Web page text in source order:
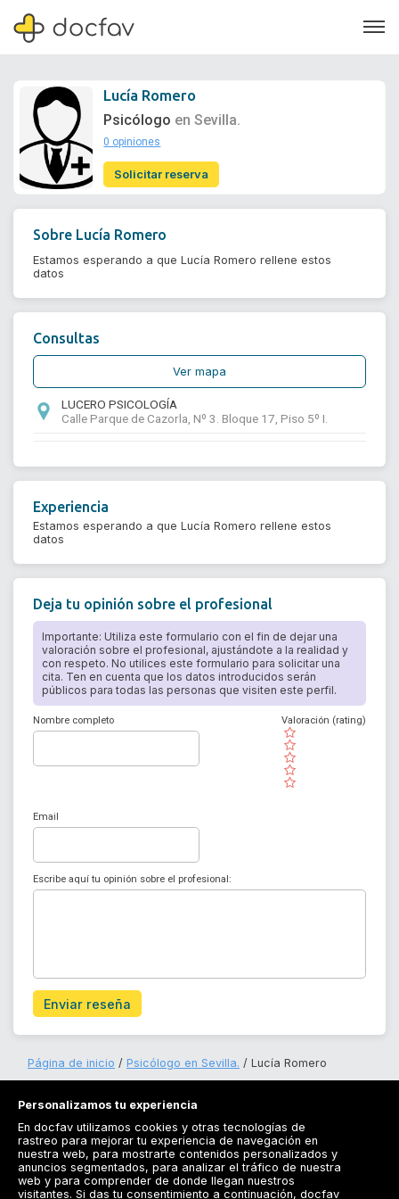
Soporte
¿Eres un doctor?
Lucía Romero
Psicólogo en Sevilla.
0 opiniones
Solicitar reserva
Sobre Lucía Romero
Estamos esperando a que Lucía Romero rellene estos
datos
Consultas
Ver mapa
LUCERO PSICOLOGÍA
Calle Parque de Cazorla, Nº 3. Bloque 17, Piso 5º I.
Experiencia
Estamos esperando a que Lucía Romero rellene estos
datos
Deja tu opinión sobre el profesional
Importante: Utiliza este formulario con el fin de dejar una
valoración sobre el profesional, ajustándote a la realidad y
con respeto. No utilices este formulario para solicitar una
cita. Ten en cuenta que los datos introducidos serán
públicos para todas las personas que visiten este perfil.
Nombre completo
( )
( )
( )
( )
( )
Valoración (rating)
Email
Escribe aquí tu opinión sobre el profesional:
Enviar reseña
Página de inicio Psicólogo en Sevilla. Lucía Romero
Registrarse
Personalizamos tu experiencia
En docfav utilizamos cookies y otras tecnologías de
rastreo para mejorar tu experiencia de navegación en
nuestra web, para mostrarte contenidos personalizados y
anuncios segmentados, para analizar el tráfico de nuestra
web y para comprender de donde llegan nuestros
visitantes. Si das tu consentimiento a continuación, docfav